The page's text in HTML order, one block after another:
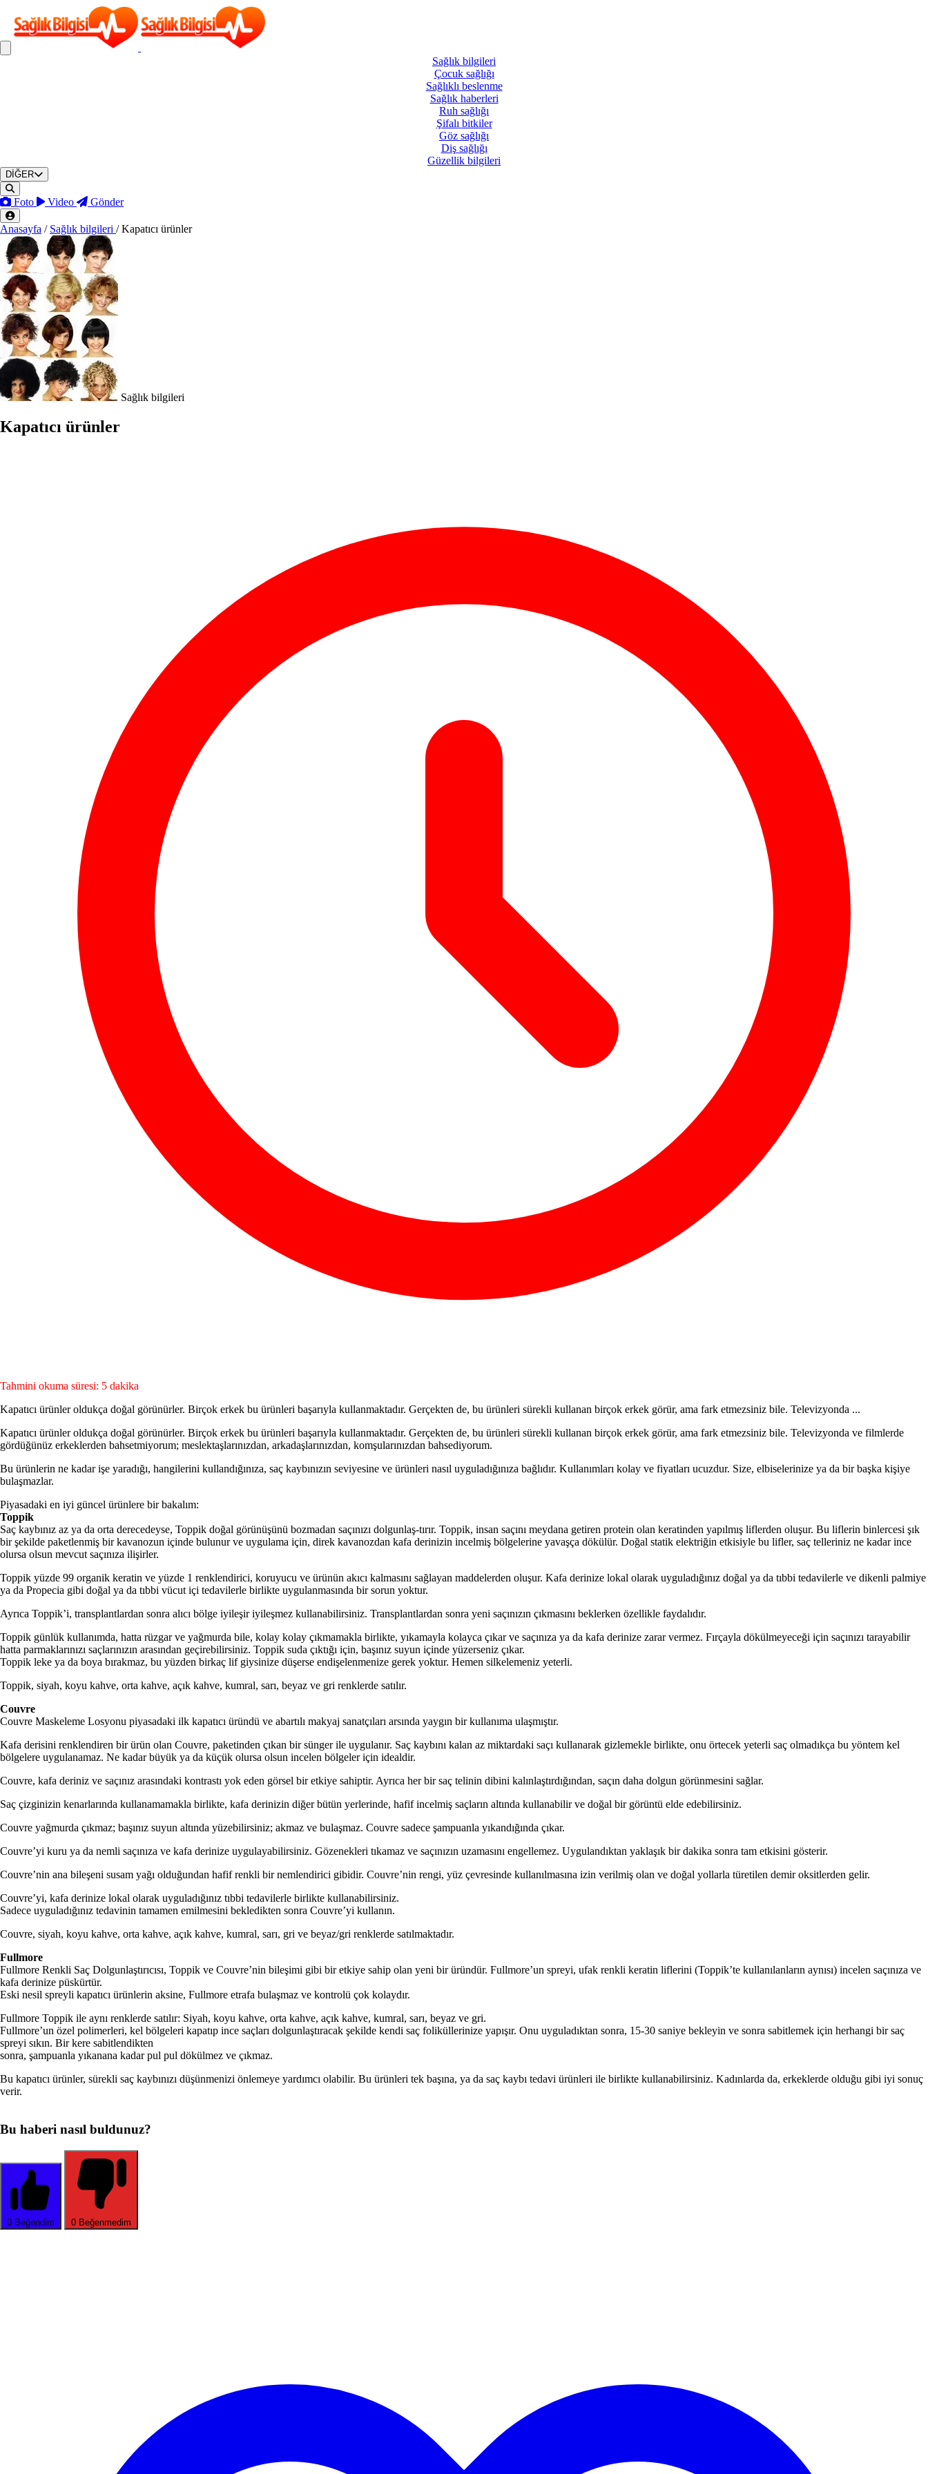
Sağlık bilgileri
Çocuk sağlığı
Sağlıklı beslenme
Sağlık haberleri
Ruh sağlığı
Şifalı bitkiler
Göz sağlığı
Diş sağlığı
Güzellik bilgileri
DİĞER
Foto Video Gönder
Anasayfa / Sağlık bilgileri / Kapatıcı ürünler
Sağlık bilgileri
Kapatıcı ürünler
Tahmini okuma süresi: 5 dakika
Kapatıcı ürünler oldukça doğal görünürler. Birçok erkek bu ürünleri başarıyla kullanmaktadır. Ger­çekten de, bu ürünleri sürekli kullanan birçok erkek görür, ama fark etmezsiniz bile. Televizyonda ...
Kapatıcı ürünler oldukça doğal görünürler. Birçok erkek bu ürünleri başarıyla kullanmaktadır. Ger­çekten de, bu ürünleri sürekli kullanan birçok erkek görür, ama fark etmezsiniz bile. Televizyonda ve filmlerde
gördüğünüz erkeklerden bahsetmiyo­rum; meslektaşlarınızdan, arkadaşlarınızdan, kom­şularınızdan bahsediyorum.
Bu ürünlerin ne kadar işe yaradığı, hangilerini kullandığınıza, saç kaybınızın seviyesine ve ürün­leri nasıl uyguladığınıza bağlıdır. Kullanımları ko­lay ve fiyatları ucuzdur. Size, elbiselerinize ya da bir başka kişiye
bulaşmazlar.
Piyasadaki en iyi güncel ürünlere bir bakalım:
Toppik
Saç kaybınız az ya da orta derecedeyse, Toppik doğal görünüşünü bozmadan saçınızı dolgunlaş-tırır. Toppik, insan saçını meydana getiren protein olan keratinden yapılmış liflerden oluşur. Bu liflerin binlercesi şık
bir şekilde paketlenmiş bir kava­nozun içinde bulunur ve uygulama için, direk kavanozdan kafa derinizin incelmiş bölgelerine yavaşça dökülür. Doğal statik elektriğin etkisiyle bu lifler, saç telleriniz ne kadar ince
olursa olsun mevcut saçınıza ilişirler.
Toppik yüzde 99 organik keratin ve yüzde 1 renklendirici, koruyucu ve ürünün akıcı kalmasını sağlayan maddelerden oluşur. Kafa derinize lokal olarak uyguladığınız doğal ya da tıbbi tedavilerle ve dikenli palmiye
ya da Propecia gibi doğal ya da tıbbi vücut içi tedavilerle birlikte uygulanmasında bir sorun yoktur.
Ayrıca Toppik’i, transplantlardan sonra alıcı bölge iyileşir iyileşmez kullanabilirsiniz. Trans­plantlardan sonra yeni saçınızın çıkmasını bek­lerken özellikle faydalıdır.
Toppik günlük kullanımda, hatta rüzgar ve yağmurda bile, kolay kolay çıkmamakla birlikte, yıkamayla kolayca çıkar ve saçınıza ya da kafa derinize zarar vermez. Fırçayla dökülmeyeceği için saçınızı tarayabilir
hatta parmaklarınızı saçlarınızın arasından geçirebilirsiniz. Toppik suda çıktığı için, başınız suyun içinde yüzerseniz çıkar.
Toppik leke ya da boya bırakmaz, bu yüzden birkaç lif giysinize düşerse endişelenmenize gerek yoktur. Hemen silkelemeniz yeterli.
Toppik, siyah, koyu kahve, orta kahve, açık kahve, kumral, sarı, beyaz ve gri renklerde satılır.
Couvre
Couvre Maskeleme Losyonu piyasadaki ilk kapatıcı üründü ve abartılı makyaj sanatçıları arsında yay­gın bir kullanıma ulaşmıştır.
Kafa derisini renklendiren bir ürün olan Couvre, paketinden çıkan bir sünger ile uygulanır. Saç kaybını kalan az miktardaki saçı kullanarak gizlemekle birlikte, onu örtecek yeterli saç olma­dıkça bu yöntem kel
bölgelere uygulanamaz. Ne kadar büyük ya da küçük olursa olsun incelen bölgeler için idealdir.
Couvre, kafa deriniz ve saçınız arasındaki kon­trastı yok eden görsel bir etkiye sahiptir. Ayrıca her bir saç telinin dibini kalınlaştırdığından, saçın daha dolgun görünmesini sağlar.
Saç çizginizin kenarlarında kullanamamakla birlikte, kafa derinizin diğer bütün yerlerinde, hafif incelmiş saçların altında kullanabilir ve doğal bir görüntü elde edebilirsiniz.
Couvre yağmurda çıkmaz; başınız suyun altın­da yüzebilirsiniz; akmaz ve bulaşmaz. Couvre sa­dece şampuanla yıkandığında çıkar.
Couvre’yi kuru ya da nemli saçınıza ve kafa derinize uygulayabilirsiniz. Gözenekleri tıkamaz ve saçınızın uzamasını engellemez. Uygulandıktan yaklaşık bir dakika sonra tam etkisini gösterir.
Couvre’nin ana bileşeni susam yağı olduğundan hafif renkli bir nemlendirici gibidir. Couvre’nin ren­gi, yüz çevresinde kullanılmasına izin verilmiş olan ve doğal yollarla türetilen demir oksitlerden gelir.
Couvre’yi, kafa derinize lokal olarak uygu­ladığınız tıbbi tedavilerle birlikte kullanabilirsiniz.
Sadece uyguladığınız tedavinin tamamen emilme­sini bekledikten sonra Couvre’yi kullanın.
Couvre, siyah, koyu kahve, orta kahve, açık kahve, kumral, sarı, gri ve beyaz/gri renklerde satıl­maktadır.
Fullmore
Fullmore Renkli Saç Dolgunlaştırıcısı, Toppik ve Couvre’nin bileşimi gibi bir etkiye sahip olan yeni bir üründür. Fullmore’un spreyi, ufak renkli keratin liflerini (Toppik’te kullanılanların aynısı) incelen saçınıza ve
kafa derinize püskürtür.
Eski nesil spreyli kapatıcı ürünlerin aksine, Fullmore etrafa bulaşmaz ve kontrolü çok kolaydır.
Fullmore Toppik ile aynı renklerde satılır: Siyah, koyu kahve, orta kahve, açık kahve, kumral, sarı, beyaz ve gri.
Fullmore’un özel polimerleri, kel bölgeleri kapatıp ince saçları dolgunlaştıracak şekilde kendi saç foliküllerinize yapışır. Onu uyguladıktan sonra, 15-30 saniye bekleyin ve sonra sabitlemek için her­hangi bir saç
spreyi sıkın. Bir kere sabitlendikten
sonra, şampuanla yıkanana kadar pul pul dökül­mez ve çıkmaz.
Bu kapatıcı ürünler, sürekli saç kaybınızı düşünmenizi önlemeye yardımcı olabilir. Bu ürün­leri tek başına, ya da saç kaybı tedavi ürünleri ile birlikte kullanabilirsiniz. Kadınlarda da, erkeklerde olduğu gibi iyi sonuç
verir.
Bu haberi nasıl buldunuz?
0 Beğendim 0 Beğenmedim